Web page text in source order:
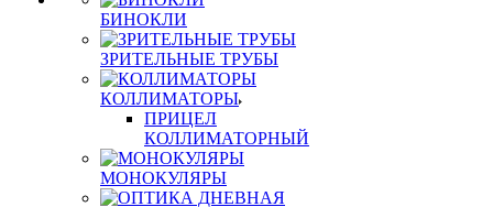
БИНОКЛИ
ЗРИТЕЛЬНЫЕ ТРУБЫ
КОЛЛИМАТОРЫ
ПРИЦЕЛ
КОЛЛИМАТОРНЫЙ
МОНОКУЛЯРЫ